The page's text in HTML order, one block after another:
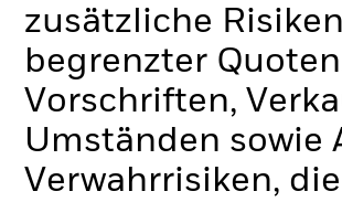
zusätzliche
begrenzter
Vorschriften,
Umständen sowie
Verwahrrisiken,